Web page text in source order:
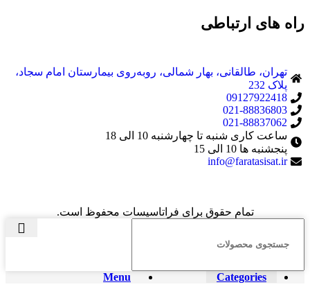
راه های ارتباطی
تهران، طالقانی، بهار شمالی، روبه‌روی بیمارستان امام سجاد،
پلاک 232
09127922418
021-88836803
021-88837062
ساعت کاری شنبه تا چهارشنبه 10 الی 18
پنجشنبه ها 10 الی 15
info@faratasisat.ir
تمام حقوق برای فراتاسیسات محفوظ است.
Menu Categories